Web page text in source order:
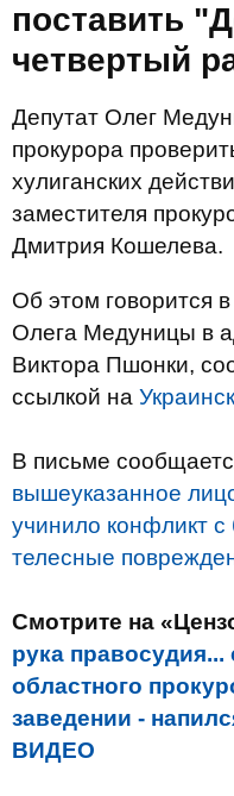
поставить
четвертый
Депутат Олег
прокурора
хулиганских
заместителя
Дмитрия Кошелева.
Об этом говорится
Олега Медуницы в
Виктора Пшонки,
ссылкой на
В письме
вышеуказанное
учинило конфликт
телесные
Смотрите на
рука
областного
заведении -
ВИДЕО